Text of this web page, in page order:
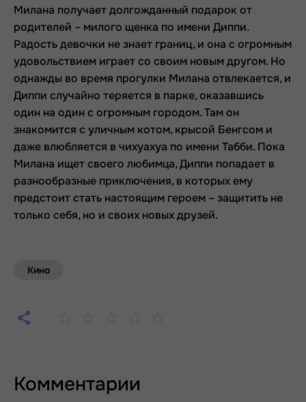
Милана получает долгожданный подарок от
родителей – милого щенка по имени Диппи.
Радость девочки не знает границ, и она с огромным
удовольствием играет со своим новым другом. Но
однажды во время прогулки Милана отвлекается, и
Диппи случайно теряется в парке, оказавшись
один на один с огромным городом. Там он
знакомится с уличным котом, крысой Бенгсом и
даже влюбляется в чихуахуа по имени Табби. Пока
Милана ищет своего любимца, Диппи попадает в
разнообразные приключения, в которых ему
предстоит стать настоящим героем – защитить не
только себя, но и своих новых друзей.
Кино
Комментарии